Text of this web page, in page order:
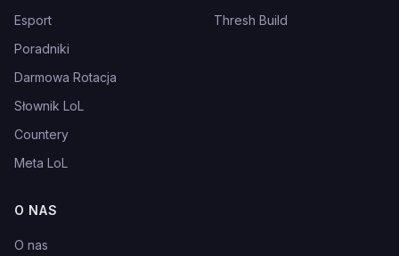
Esport
Poradniki
Darmowa Rotacja
Słownik LoL
Countery
Meta LoL
Thresh Build
O NAS
O nas